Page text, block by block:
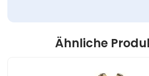
Ähnliche